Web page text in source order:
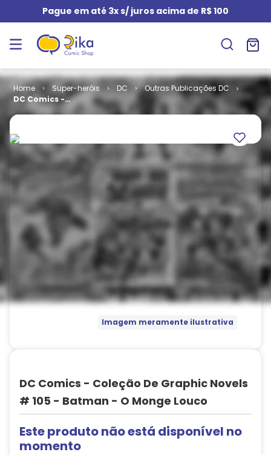
Pague em até 3x s/ juros acima de R$ 100
Super-heróis DC
Outras Publicações DC
DC Comics -
Coleção de
Novels # 105 -
Batman - O
Monge Louco
Imagem meramente ilustrativa
DC Comics - Coleção De Graphic Novels
# 105 - Batman - O Monge Louco
Este produto não está disponível no
momento